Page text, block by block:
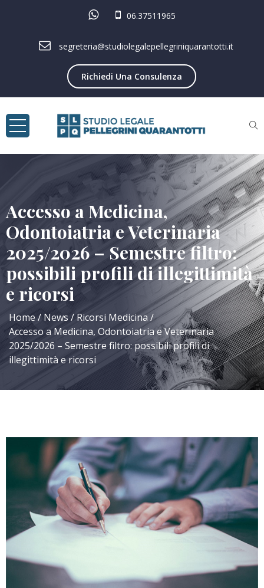
06.37511965
segreteria@studiolegalepellegriniquarantotti.it
Richiedi Una Consulenza
Accesso a Medicina,
Odontoiatria e Veterinaria
2025/2026 – Semestre filtro:
possibili profili di illegittimità
e ricorsi
Home News
Ricorsi Medicina
Accesso a Medicina, Odontoiatria e Veterinaria
2025/2026 – Semestre filtro: possibili profili di
illegittimità e ricorsi